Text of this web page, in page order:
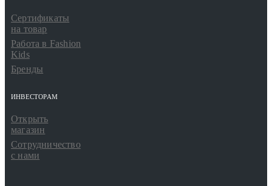
Сертификаты
на товар
Работа в Fashion
Kids
Бренды
ИНВЕСТОРАМ
Открыть
магазин
Сотрудничество
с нами